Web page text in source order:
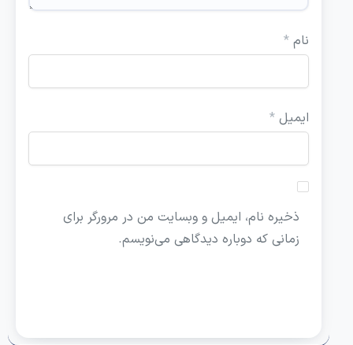
نام*
ایمیل*
ذخیره نام، ایمیل و وبسایت من در مرورگر برای
زمانی که دوباره دیدگاهی می‌نویسم.